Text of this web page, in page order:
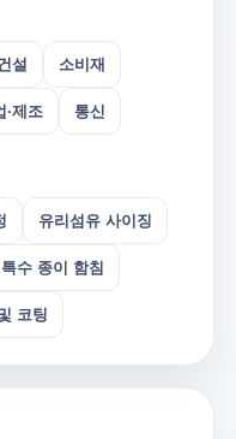
설 소비재
·제조 통신
유리섬유 사이징
특수 종이 함침
코팅